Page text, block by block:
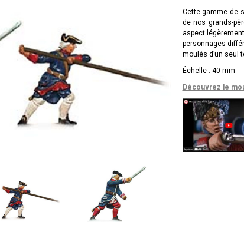
Cette gamme de
de nos grands-
aspect
personnages
moulés d’un seul
Échelle : 40 mm
Découvrez le